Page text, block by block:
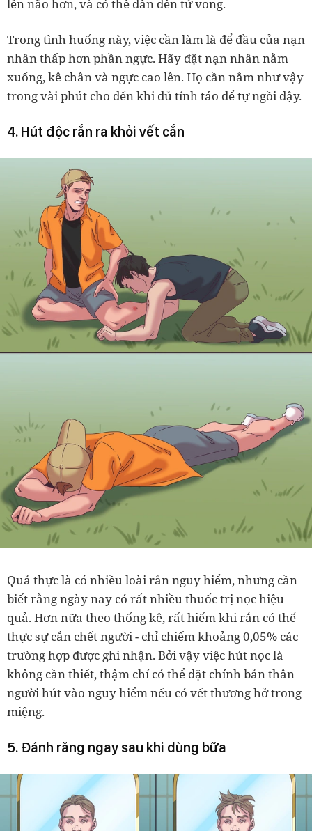
lên não hơn, và có thể dẫn đến tử vong.
Trong tình huống này, việc cần làm là để đầu của nạn
nhân thấp hơn phần ngực. Hãy đặt nạn nhân nằm
xuống, kê chân và ngực cao lên. Họ cần nằm như vậy
trong vài phút cho đến khi đủ tỉnh táo để tự ngồi dậy.
4. Hút độc rắn ra khỏi vết cắn
Quả thực là có nhiều loài rắn nguy hiểm, nhưng cần
biết rằng ngày nay có rất nhiều thuốc trị nọc hiệu
quả. Hơn nữa theo thống kê, rất hiếm khi rắn có thể
thực sự cắn chết người - chỉ chiếm khoảng 0,05% các
trường hợp được ghi nhận. Bởi vậy việc hút nọc là
không cần thiết, thậm chí có thể đặt chính bản thân
người hút vào nguy hiểm nếu có vết thương hở trong
miệng.
5. Đánh răng ngay sau khi dùng bữa